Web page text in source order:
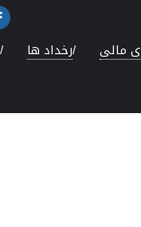
مالی رخداد ها